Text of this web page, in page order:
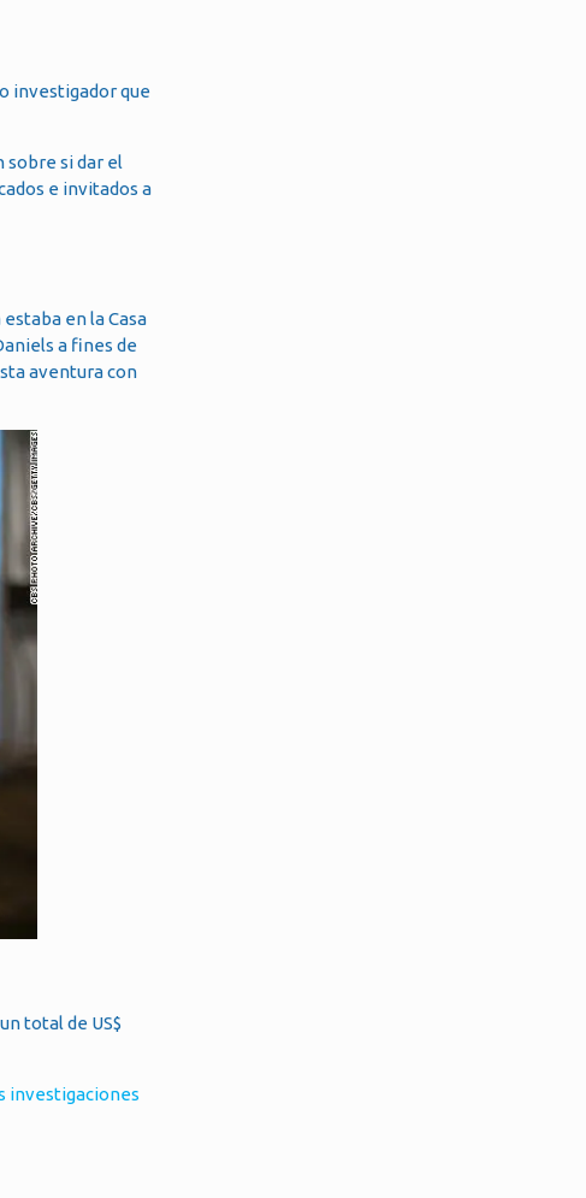
investigador que
sobre si dar el
e invitados a
en la Casa
a fines de
aventura con
total de US$
investigaciones